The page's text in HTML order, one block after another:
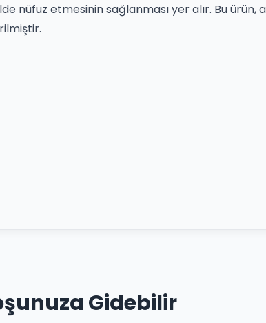
nüfuz etmesinin sağlanması yer alır. Bu
Gidebilir